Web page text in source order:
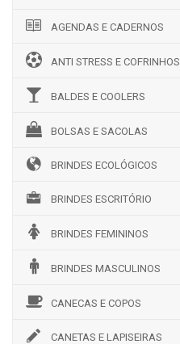
AGENDAS E CADERNOS
ANTI STRESS E COFRINHOS
BALDES E COOLERS
BOLSAS E SACOLAS
BRINDES ECOLÓGICOS
BRINDES ESCRITÓRIO
BRINDES FEMININOS
BRINDES MASCULINOS
CANECAS E COPOS
CANETAS E LAPISEIRAS